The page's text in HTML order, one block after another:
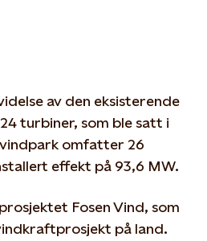
av den eksisterende
turbiner, som ble satt i
omfatter 26
effekt på 93,6 MW.
Fosen Vind, som
på land.